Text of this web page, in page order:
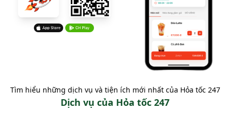
Tìm hiểu những dịch vụ và tiện ích mới nhất của Hỏa tốc 247
Dịch vụ của Hỏa tốc 247